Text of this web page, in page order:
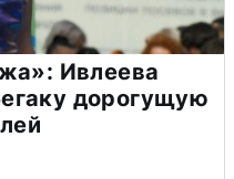
Ивлеева
дорогущую